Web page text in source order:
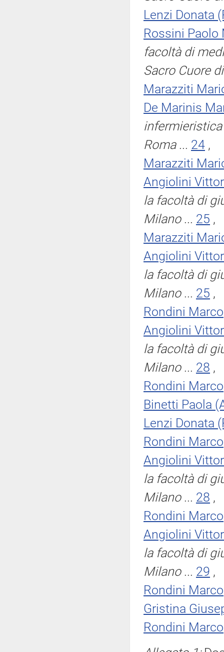
Lenzi Donata
Rossini Paolo
facoltà di
Sacro Cuore
Marazziti
De Marinis
Roma... 24 ,
Marazziti
Angiolini
la facoltà di
Milano... 25 ,
Marazziti
Angiolini
la facoltà di
Milano... 25 ,
Rondini Marco
Angiolini
la facoltà di
Milano... 28 ,
Rondini Marco
Binetti Paola
Lenzi Donata
Rondini Marco
Angiolini
la facoltà di
Milano... 28 ,
Rondini Marco
Angiolini
la facoltà di
Milano... 29 ,
Rondini Marco
Gristina
Rondini Marco